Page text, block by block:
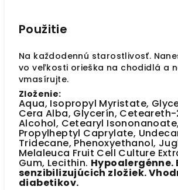
Použitie
Na každodennú starostlivosť.
vo veľkosti orieška na chodidlá a
vmasírujte.
Zloženie:
Aqua, Isopropyl Myristate,
Cera Alba, Glycerín,
Alcohol, Cetearyl Isononanoate,
Propylheptyl Caprylate,
Tridecane, Phenoxyethanol,
Melaleuca Fruit Cell Culture
Gum, Lecithin. Hypoalergénne.
senzibilizujúcich zložiek.
diabetikov.